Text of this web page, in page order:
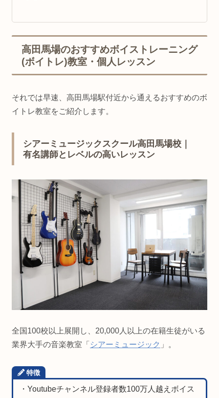
高田馬場のおすすめボイストレーニング
(ボイトレ)教室・個人レッスン
それでは早速、高田馬場駅付近から通えるおすすめのボ
イトレ教室をご紹介します。
シアーミュージックスクール高田馬場校｜
有名講師とレベルの高いレッスン
全国100校以上展開し、20,000人以上の在籍生徒がいる
業界大手の音楽教室「 シアーミュージック 」。
特徴
・Youtubeチャンネル登録者数100万人越えボイス